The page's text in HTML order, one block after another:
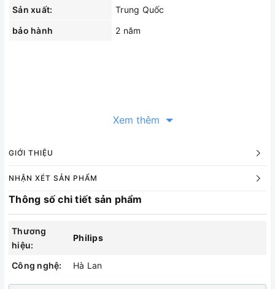
Sản xuất:
Trung Quốc
bảo hành
2 năm
Xem thêm
GIỚI THIỆU
NHẬN XÉT SẢN PHẨM
Thông số chi tiết sản phẩm
Thương
hiệu:
Philips
Công nghệ: Hà Lan